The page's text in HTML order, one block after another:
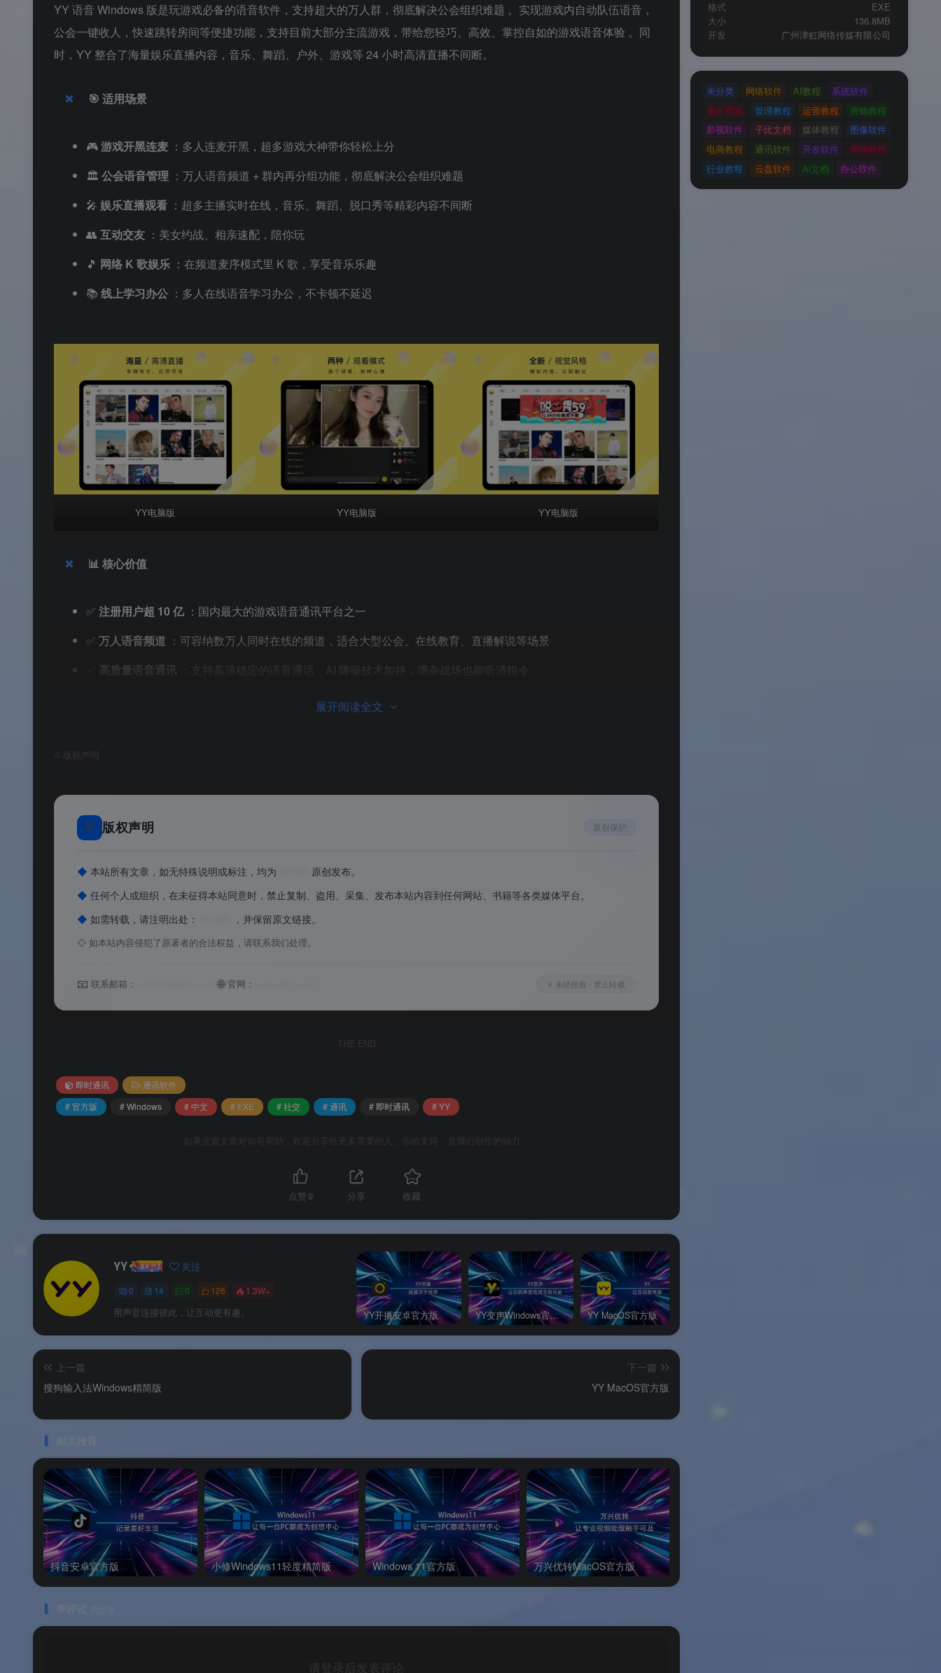
YY 语音 Windows 版是玩游戏必备的语音软件，支持超大的万人群，彻底解决公会组织难题 。实现游戏内自动队伍语音，
公会一键收人，快速跳转房间等便捷功能，支持目前大部分主流游戏，带给您轻巧、高效、掌控自如的游戏语音体验 。同
时，YY 整合了海量娱乐直播内容，音乐、舞蹈、户外、游戏等 24 小时高清直播不间断。
🎯 适用场景
🎮游戏开黑连麦 ：多人连麦开黑，超多游戏大神带你轻松上分
🏛️ 公会语音管理 ：万人语音频道 + 群内再分组功能，彻底解决公会组织难题
🎤 娱乐直播观看 ：超多主播实时在线，音乐、舞蹈、脱口秀等精彩内容不间断
👥 互动交友 ：美女约战、相亲速配，陪你玩
🎵 网络 K 歌娱乐 ：在频道麦序模式里 K 歌，享受音乐乐趣
📚线上学习办公 ：多人在线语音学习办公，不卡顿不延迟
YY电脑版 YY电脑版 YY电脑版
📊 核心价值
✅ 注册用户超 10 亿 ：国内最大的游戏语音通讯平台之一
✅ 万人语音频道 ：可容纳数万人同时在线的频道，适合大型公会、在线教育、直播解说等场景
高质量语音通讯
：支持高清稳定的语音通话，AI 降噪技术加持，嘈杂战场也能听清指令
：即使在网络环境较差的情况下，也能保持较低的延迟和稳定的语音质量
✅
软件功能
软件特色
✨ 软件特色
软件亮点
💰 版本说明
永久免费软件 ，所有核心功能免费使用。
说明
侧重娱乐直播观看与互动
📌 品牌支持：以上信息由渡漳软件网
系统要求
🖥️系统要求
注 ：YY Windows 版支持 Windows 7 及以上操作系统
注 ：首次使用需授予麦克风权限以进行语音通话。
注 ：YY PC 客户端当前版本为 9.56.0.0 ，持续迭代更新。
操作步骤
📋操作步骤
常见问题
展开阅读全文
版权声明
📄 版权声明 原创保护
◆ 本站所有文章，如无特殊说明或标注，均为
原创发布。
◆ 任何个人或组织，在未征得本站同意时，禁止复制、盗用、采集、发布本站内容到任何网站、书籍等各类媒体平台。
◆ 如需转载，请注明出处： ，并保留原文链接。
◇ 如本站内容侵犯了原著者的合法权益，请联系我们处理。
📧 联系邮箱： admin@dzcrv.com🌐官网： ⚡ 未经授权 · 禁止转载
THE END
即时通讯
通讯软件
# 官方版
# Windows # 中文 # EXE # 社交 # 通讯 # 即时通讯 # YY
如果这篇文章对你有帮助，欢迎分享给更多需要的人。你的支持，是我们创作的动力。
点赞 9 分享 收藏
YY 关注
0 14 0 126 1.3W+
用声音连接彼此，让互动更有趣。 YY开播安卓官方版 YY变声Windows官方版 YY MacOS官方版
上一篇
搜狗输入法Windows精简版
下一篇
YY MacOS官方版
相关推荐
抖音安卓官方版 小修Windows11轻度精简版 Windows 11官方版 万兴优转MacOS官方版
💬评论
请登录后发表评论
格式
EXE
大小
136.8MB
开发
广州津虹网络传媒有限公司
未分类 网络软件 AI教程
系统软件
图片资源
管理教程 运营教程
营销教程
影视软件
子比文档 媒体教程
图像软件
电商教程
通讯软件 开发软件
剪辑软件
行业教程
云盘软件 Ai文档 办公软件